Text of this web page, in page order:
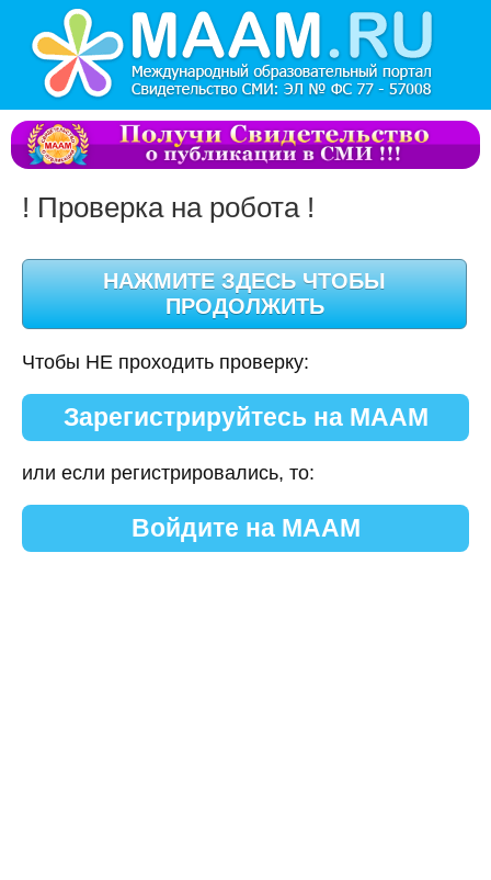
! Проверка на робота !
Чтобы НЕ проходить проверку:
Зарегистрируйтесь на МААМ
или если регистрировались, то:
Войдите на МААМ